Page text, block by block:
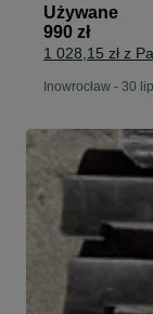
Używane
990 zł
1 028,15 zł z
Inowrocław - 30